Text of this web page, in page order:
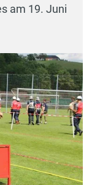
am 19. Juni